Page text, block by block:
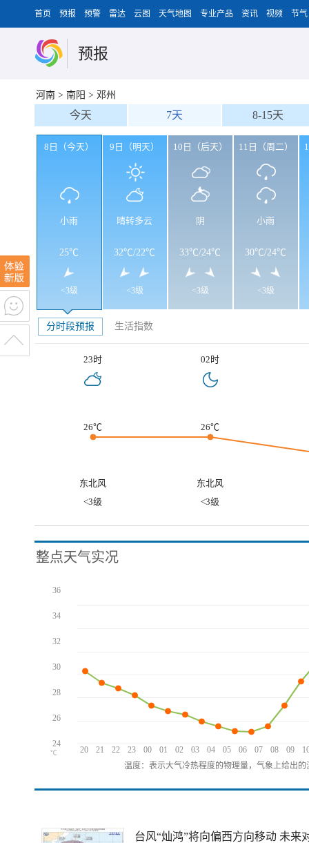
首页 预报 预警 雷达 云图 天气地图 专业产品 资讯 视频 节气
预报
河南 > 南阳 > 邓州
今天 7天 8-15天
8日（今天）
小雨
25℃
<3级
9日（明天）
晴转多云
32℃/22℃
<3级
10日（后天）
阴
33℃/24℃
<3级
11日（周二）
小雨
30℃/24℃
<3级
分时段预报 生活指数
23时 02时
26℃ 26℃
东北风
东北风
<3级
<3级
整点天气实况
20 21 22 23 00 01 02 03 04 05 06 07 08 09
36
34
32
30
28
26
24
℃
温度：表示大气冷热程度的物理量，气象上给出
台风“灿鸿”将向偏西方向移动 未来